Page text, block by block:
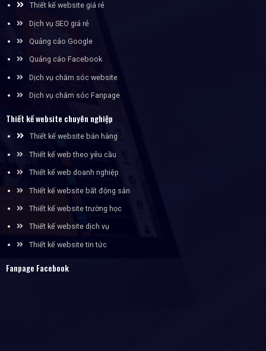
Thiết kế website giá rẻ
Dịch vụ SEO giá rẻ
Quảng cáo Google
Quảng cáo Facebook
Dịch vụ chăm sóc website
Dịch vụ chăm sóc Fanpage
Thiết kế website chuyên nghiệp
Thiết kế website bán hàng
Thiết kế web theo yêu cầu
Thiết kế web doanh nghiệp
Thiết kế website bất động sản
Thiết kế website trường học
Thiết kế website dịch vụ
Thiết kế website tin tức
Fanpage Facebook